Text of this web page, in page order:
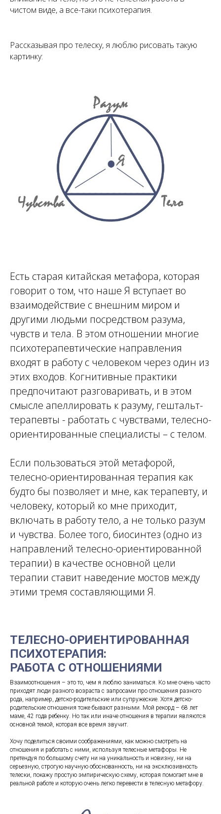
чистом виде, а все-таки психотерапия.
Рассказывая про телеску, я люблю рисовать такую
картинку:
Есть старая китайская метафора, которая
говорит о том, что наше Я вступает во
взаимодействие с внешним миром и
другими людьми посредством разума,
чувств и тела. В этом отношении многие
психотерапевтические направления
входят в работу с человеком через один из
этих входов. Когнитивные практики
предпочитают разговаривать, и в этом
смысле апеллировать к разуму, гештальт-
терапевты - работать с чувствами, телесно-
ориентированные специалисты – с телом.
Если пользоваться этой метафорой,
телесно-ориентированная терапия как
будто бы позволяет и мне, как терапевту, и
человеку, который ко мне приходит,
включать в работу тело, а не только разум
и чувства. Более того, биосинтез (одно из
направлений телесно-ориентированной
терапии) в качестве основной цели
терапии ставит наведение мостов между
этими тремя составляющими Я.
ТЕЛЕСНО-ОРИЕНТИРОВАННАЯ
ПСИХОТЕРАПИЯ:
РАБОТА С ОТНОШЕНИЯМИ
Взаимоотношения – это то, чем я люблю заниматься. Ко мне очень часто
приходят люди разного возраста с запросами про отношения разного
рода, например, детско-родительские или супружеские. Хотя детско-
родительские отношения тоже бывают разными. Мой рекорд – 68 лет
маме, 42 года ребенку. Но так или иначе отношения в терапии являются
основной темой, которая все время звучит.
Хочу поделиться своими соображениями, как можно смотреть на
отношения и работать с ними, используя телесные метафоры. Не
претендуя по большому счету ни на уникальность и новизну, ни на
серьезную, строгую научную обоснованность, ни на эксклюзивность
телески, покажу простую эмпирическую схему, которая помогает мне в
реальной работе и которую очень легко перевести в телесную метафору.